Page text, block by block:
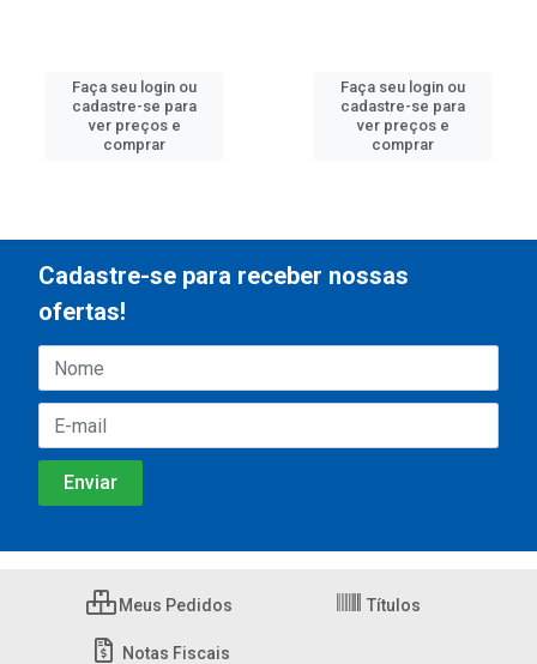
Faça seu login ou
cadastre-se para
ver preços e
comprar
Faça seu login ou
cadastre-se para
ver preços e
comprar
Cadastre-se para receber nossas
ofertas!
Meus Pedidos Títulos
Notas Fiscais